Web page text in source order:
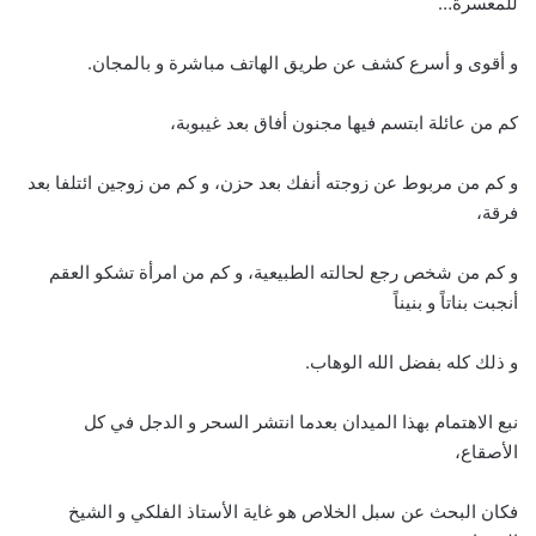
و أقوى و أسرع كشف عن طريق الهاتف مباشرة و بالمجان.
كم من عائلة ابتسم فيها مجنون أفاق بعد غيبوبة،
و كم من مربوط عن زوجته أنفك بعد حزن، و كم من زوجين ائتلفا بعد
فرقة،
و كم من شخص رجع لحالته الطبيعية، و كم من امرأة تشكو العقم
أنجبت بناتاً و بنيناً
و ذلك كله بفضل الله الوهاب.
نبع الاهتمام بهذا الميدان بعدما انتشر السحر و الدجل في كل
الأصقاع،
فكان البحث عن سبل الخلاص هو غاية الأستاذ الفلكي و الشيخ